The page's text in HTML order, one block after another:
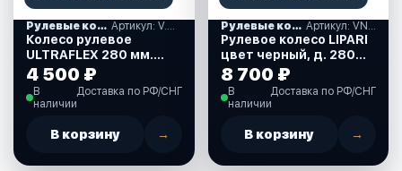
Рулевые колеса, спиннеры Артикул: V.45W
Колесо рулевое
ULTRAFLEX 280 мм.
белое. (V.45W)
4 500 ₽
В
наличии
Доставка по РФ/СНГ
В корзину →
Рулевые колеса, спиннеры Артикул: VN828022-01
Рулевое колесо LIPARI
цвет черный, д. 280
мм. (VN828022-01)
8 700 ₽
В
наличии
Доставка по РФ/СНГ
В корзину →